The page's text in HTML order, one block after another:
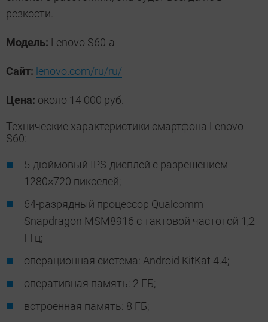
резкости.
Модель: Lenovo S60-a
Сайт: lenovo.com/ru/ru/
Цена: около 14 000 руб.
Технические характеристики смартфона Lenovo
S60:
5-дюймовый IPS-дисплей с разрешением
1280×720 пикселей;
64-разрядный процессор Qualcomm
Snapdragon MSM8916 с тактовой частотой 1,2
ГГц;
операционная система: Android KitKat 4.4;
оперативная память: 2 ГБ;
встроенная память: 8 ГБ;